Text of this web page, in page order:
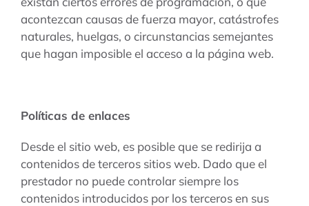
acontezcan causas de fuerza mayor, catástrofes
naturales, huelgas, o circunstancias semejantes
que hagan imposible el acceso a la página web.
Políticas de enlaces
Desde el sitio web, es posible que se redirija a
contenidos de terceros sitios web. Dado que el
prestador no puede controlar siempre los
contenidos introducidos por los terceros en sus